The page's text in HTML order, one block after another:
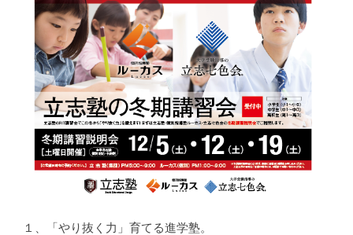
１、「やり抜く力」育てる進学塾。